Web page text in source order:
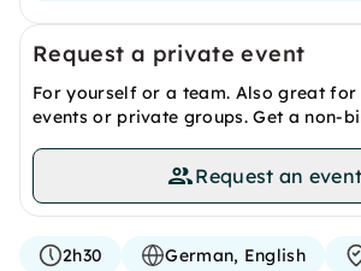
Request a private event
For yourself or a team. Also great
events or private groups. Get a non-
Request an event
2h30 German, English